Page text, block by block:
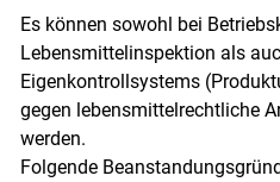
Es können sowohl bei
Lebensmittelinspektion als
Eigenkontrollsystems
gegen lebensmittelrechtliche
werden.
Folgende